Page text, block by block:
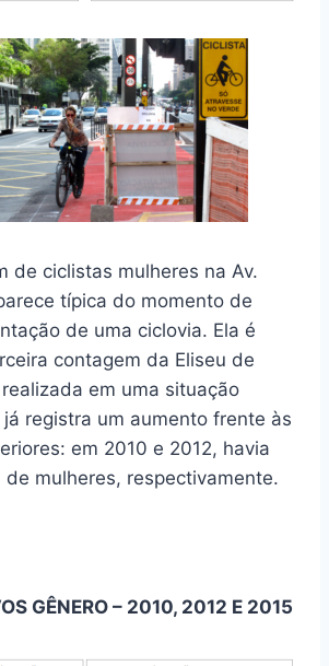
de ciclistas mulheres na Av.
típica do momento de
de uma ciclovia. Ela é
contagem da Eliseu de
em uma situação
registra um aumento frente às
em 2010 e 2012, havia
de mulheres, respectivamente.
GÊNERO – 2010, 2012 E 2015